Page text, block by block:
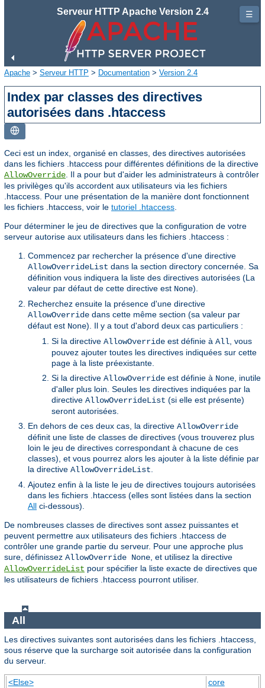
Serveur HTTP Apache Version 2.4
Apache > Serveur HTTP > Documentation > Version 2.4
Index par classes des directives
autorisées dans .htaccess
Ceci est un index, organisé en classes, des directives autorisées
dans les fichiers .htaccess pour différentes définitions de la directive
AllowOverride . Il a pour but d'aider les administrateurs à contrôler
les privilèges qu'ils accordent aux utilisateurs via les fichiers
.htaccess. Pour une présentation de la manière dont fonctionnent
les fichiers .htaccess, voir le tutoriel .htaccess
Pour déterminer le jeu de directives que la configuration de votre
serveur autorise aux utilisateurs dans les fichiers .htaccess :
Commencez par rechercher la présence d'une directive
AllowOverrideList dans la section directory concernée. Sa
définition vous indiquera la liste des directives autorisées (La
valeur par défaut de cette directive est None).
Recherchez ensuite la présence d'une directive
AllowOverride dans cette même section (sa valeur par
défaut est None). Il y a tout d'abord deux cas particuliers :
Si la directive AllowOverride est définie à All , vous
pouvez ajouter toutes les directives indiquées sur cette
page à la liste préexistante.
Si la directive AllowOverride est définie à None , inutile
d'aller plus loin. Seules les directives indiquées par la
directive AllowOverrideList (si elle est présente)
seront autorisées.
En dehors de ces deux cas, la directive AllowOverride
définit une liste de classes de directives (vous trouverez plus
loin le jeu de directives correspondant à chacune de ces
classes), et vous pourrez alors les ajouter à la liste définie par
la directive AllowOverrideList
Ajoutez enfin à la liste le jeu de directives toujours autorisées
dans les fichiers .htaccess (elles sont listées dans la section
All ci-dessous).
De nombreuses classes de directives sont assez puissantes et
peuvent permettre aux utilisateurs des fichiers .htaccess de
contrôler une grande partie du serveur. Pour une approche plus
sure, définissez AllowOverride None , et utilisez la directive
AllowOverrideList pour spécifier la liste exacte de directives que
les utilisateurs de fichiers .htaccess pourront utiliser.
All
Les directives suivantes sont autorisées dans les fichiers .htaccess,
sous réserve que la surcharge soit autorisée dans la configuration
du serveur.
<Else> core
☰